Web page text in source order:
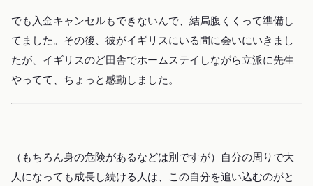
でも入金キャンセルもできないんで、結局腹くくって準備し
てました。その後、彼がイギリスにいる間に会いにいきまし
たが、イギリスのど田舎でホームステイしながら立派に先生
やってて、ちょっと感動しました。
（もちろん身の危険があるなどは別ですが）自分の周りで大
人になっても成長し続ける人は、この自分を追い込むのがと